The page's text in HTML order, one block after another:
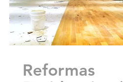
Reformas